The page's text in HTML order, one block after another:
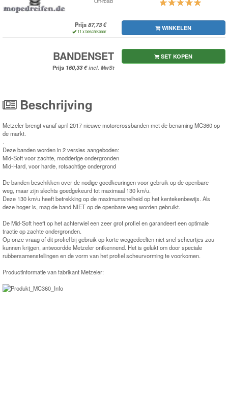
Prijs
11 x beschikbaar WINKELEN
BANDENSET
Prijs incl. MwSt
SET KOPEN
Beschrijving
Metzeler brengt vanaf april 2017 nieuwe motorcrossbanden met de benaming MC360 op
de markt.
.
Deze banden worden in 2 versies aangeboden:
Mid-Soft voor zachte, modderige ondergronden
Mid-Hard, voor harde, rotsachtige ondergrond
De banden beschikken over de nodige goedkeuringen voor gebruik op de openbare
weg, maar zijn slechts goedgekeurd tot maximaal 130 km/u.
Deze 130 km/u heeft betrekking op de maximumsnelheid op het kentekenbewijs. Als
deze hoger is, mag de band NIET op de openbare weg worden gebruikt.
De Mid-Soft heeft op het achterwiel een zeer grof profiel en garandeert een optimale
tractie op zachte ondergronden.
Op onze vraag of dit profiel bij gebruik op korte weggedeelten niet snel scheurtjes zou
kunnen krijgen, antwoordde Metzeler ontkennend. Het is gelukt om door speciale
rubbersamenstellingen en de vorm van het profiel scheurvorming te voorkomen.
Productinformatie van fabrikant Metzeler: